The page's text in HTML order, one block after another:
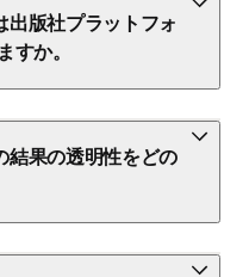
出版社プラットフォ
すか。
結果の透明性をどの